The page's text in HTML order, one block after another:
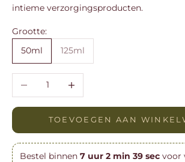
intieme verzorgingsproducten.
Grootte:
50ml
125ml
Aantal verlagenAantal verhogen
TOEVOEGEN AAN
Bestel binnen 7 uur 2 min 39 sec voor